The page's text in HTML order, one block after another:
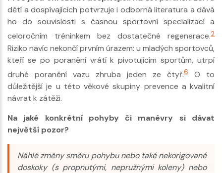
dětí a dospívajících potvrzuje i odborná literatura a dává
ho do souvislosti s časnou sportovní specializací a
celoročním tréninkem bez dostatečné regenerace.2
Riziko navíc nekončí prvním úrazem: u mladých sportovců,
kteří se po poranění vrátí k pivotujícím sportům, utrpí
druhé poranění vazu zhruba jeden ze čtyř.6
O to
důležitější je u této věkové skupiny prevence a kvalitní
návrat k zátěži.
Na jaké konkrétní pohyby či manévry si dávat
největší pozor?
Náhlé změny směru pohybu nebo také nekorigované
doskoky (s propnutými, nepružnými koleny) nebo